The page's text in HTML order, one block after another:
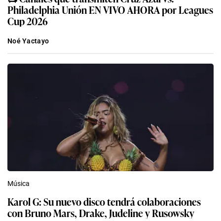
Philadelphia Unión EN VIVO AHORA por Leagues
Cup 2026
Noé Yactayo
Música
Karol G: Su nuevo disco tendrá colaboraciones
con Bruno Mars, Drake, Judeline y Rusowsky